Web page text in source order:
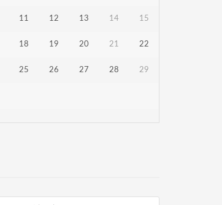
11 12 13 14 15
18 19 20 21 22
25 26 27 28 29